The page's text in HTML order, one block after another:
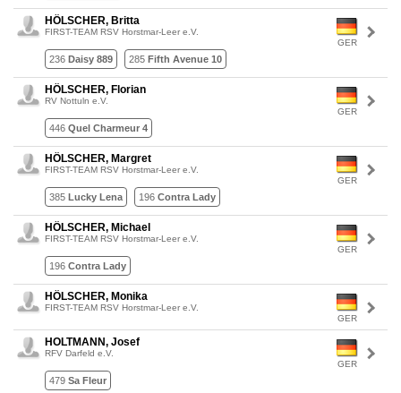
GER
HÖLSCHER, Britta
FIRST-TEAM RSV Horstmar-Leer e.V.
236 Daisy 889 285 Fifth Avenue 10
GER
HÖLSCHER, Florian
RV Nottuln e.V.
446 Quel Charmeur 4
GER
HÖLSCHER, Margret
FIRST-TEAM RSV Horstmar-Leer e.V.
385 Lucky Lena 196 Contra Lady
GER
HÖLSCHER, Michael
FIRST-TEAM RSV Horstmar-Leer e.V.
196 Contra Lady
GER
HÖLSCHER, Monika
FIRST-TEAM RSV Horstmar-Leer e.V.
GER
HOLTMANN, Josef
RFV Darfeld e.V.
479 Sa Fleur